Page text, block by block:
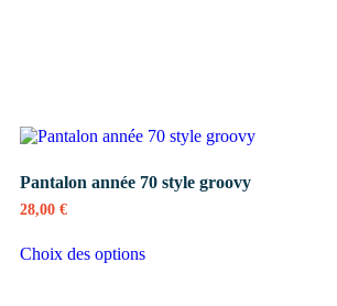
Pantalon année 70 style groovy
28,00 €
Choix des options